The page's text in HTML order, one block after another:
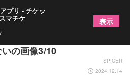
』公演レポート～今は
の画像3/10
SPICER
2024.12.14
プリ - チケッ
マチケ 表示